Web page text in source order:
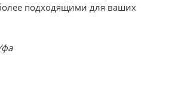
подходящими для ваших